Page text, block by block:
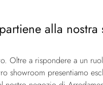
alla
Oltre a rispondere a un
showroom presentiamo